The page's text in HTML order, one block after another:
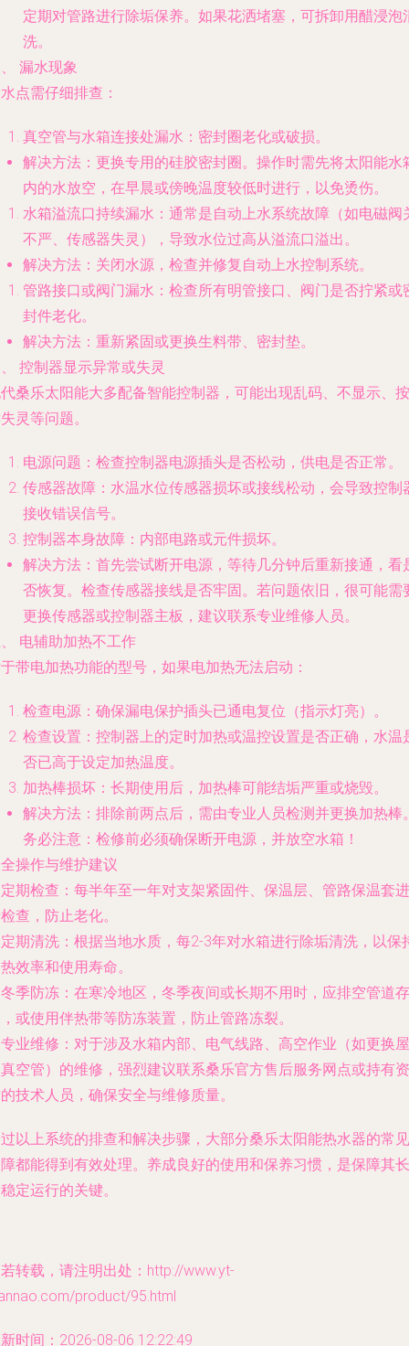
定期对管路进行除垢保养。如果花洒堵塞，可拆卸用醋浸泡
洗。
漏水现象
点需仔细排查：
真空管与水箱连接处漏水：密封圈老化或破损。
解决方法 ：更换专用的硅胶密封圈。操作时需先将太阳能水
内的水放空，在早晨或傍晚温度较低时进行，以免烫伤。
水箱溢流口持续漏水：通常是自动上水系统故障（如电磁阀
不严、传感器失灵），导致水位过高从溢流口溢出。
解决方法 ：关闭水源，检查并修复自动上水控制系统。
管路接口或阀门漏水：检查所有明管接口、阀门是否拧紧或
封件老化。
解决方法 ：重新紧固或更换生料带、密封垫。
控制器显示异常或失灵
桑乐太阳能大多配备智能控制器，可能出现乱码、不显示、按
灵等问题。
电源问题：检查控制器电源插头是否松动，供电是否正常。
传感器故障：水温水位传感器损坏或接线松动，会导致控制
接收错误信号。
控制器本身故障：内部电路或元件损坏。
解决方法 ：首先尝试断开电源，等待几分钟后重新接通，看
否恢复。检查传感器接线是否牢固。若问题依旧，很可能需
更换传感器或控制器主板，建议联系专业维修人员。
电辅助加热不工作
带电加热功能的型号，如果电加热无法启动：
检查电源：确保漏电保护插头已通电复位（指示灯亮）。
检查设置：控制器上的定时加热或温控设置是否正确，水温
否已高于设定加热温度。
加热棒损坏：长期使用后，加热棒可能结垢严重或烧毁。
解决方法 ：排除前两点后，需由专业人员检测并更换加热棒
务必注意：检修前必须确保断开电源，并放空水箱！
操作与维护建议
定期检查 ：每半年至一年对支架紧固件、保温层、管路保温套进
查，防止老化。
定期清洗 ：根据当地水质，每2-3年对水箱进行除垢清洗，以保
效率和使用寿命。
冬季防冻 ：在寒冷地区，冬季夜间或长期不用时，应排空管道存
或使用伴热带等防冻装置，防止管路冻裂。
专业维修 ：对于涉及水箱内部、电气线路、高空作业（如更换屋
空管）的维修，强烈建议联系桑乐官方售后服务网点或持有资
技术人员，确保安全与维修质量。
以上系统的排查和解决步骤，大部分桑乐太阳能热水器的常见
都能得到有效处理。养成良好的使用和保养习惯，是保障其长
定运行的关键。
转载，请注明出处：http://www.yt-
product/95.html
时间：2026-08-06 12:22:49